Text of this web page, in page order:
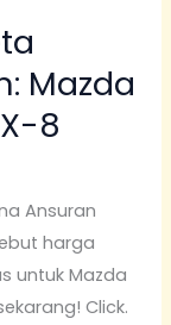
Mazda
8
Ansuran
harga
untuk Mazda
Click.